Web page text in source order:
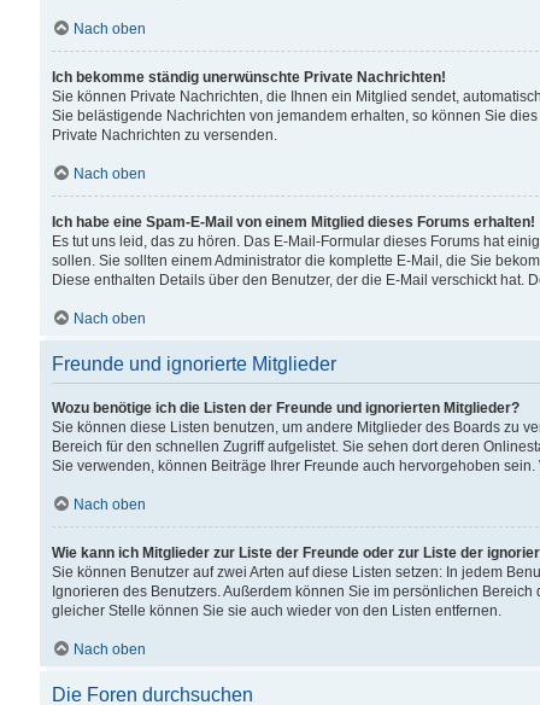
Nach oben
Ich bekomme ständig unerwünschte Private Nachrichten!
Sie können Private Nachrichten, die Ihnen ein Mitglied sendet,
Sie belästigende Nachrichten von jemandem erhalten, so können Sie
Private Nachrichten zu versenden.
Nach oben
Ich habe eine Spam-E-Mail von einem Mitglied dieses Forums erhalten!
Es tut uns leid, das zu hören. Das E-Mail-Formular dieses Forums hat
sollen. Sie sollten einem Administrator die komplette E-Mail, die Sie
Diese enthalten Details über den Benutzer, der die E-Mail verschickt hat.
Nach oben
Freunde und ignorierte Mitglieder
Wozu benötige ich die Listen der Freunde und ignorierten Mitglieder?
Sie können diese Listen benutzen, um andere Mitglieder des Boards zu
Bereich für den schnellen Zugriff aufgelistet. Sie sehen dort deren
Sie verwenden, können Beiträge Ihrer Freunde auch hervorgehoben
Nach oben
Wie kann ich Mitglieder zur Liste der Freunde oder zur Liste der
Sie können Benutzer auf zwei Arten auf diese Listen setzen: In jedem
Ignorieren des Benutzers. Außerdem können Sie im persönlichen
gleicher Stelle können Sie sie auch wieder von den Listen entfernen.
Nach oben
Die Foren durchsuchen